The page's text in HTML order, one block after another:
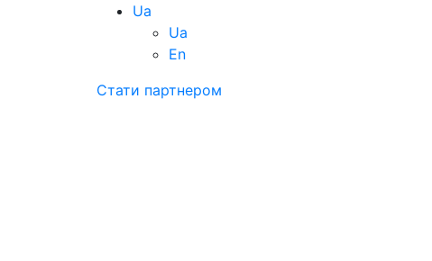
Ua
Ua
En
Стати партнером